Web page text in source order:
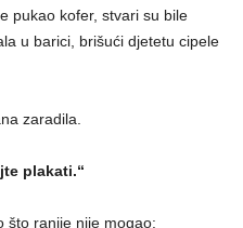
pukao kofer, stvari su bile
u barici, brišući djetetu cipele
zaradila.
plakati.“
što ranije nije mogao: